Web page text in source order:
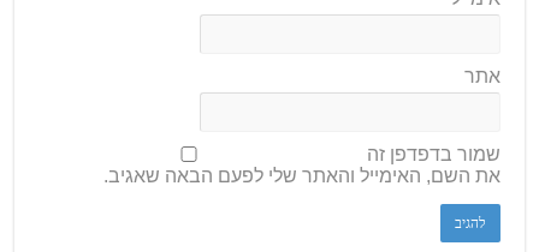
אתר
שמור בדפדפן זה
את השם, האימייל והאתר שלי לפעם הבאה שאגיב.